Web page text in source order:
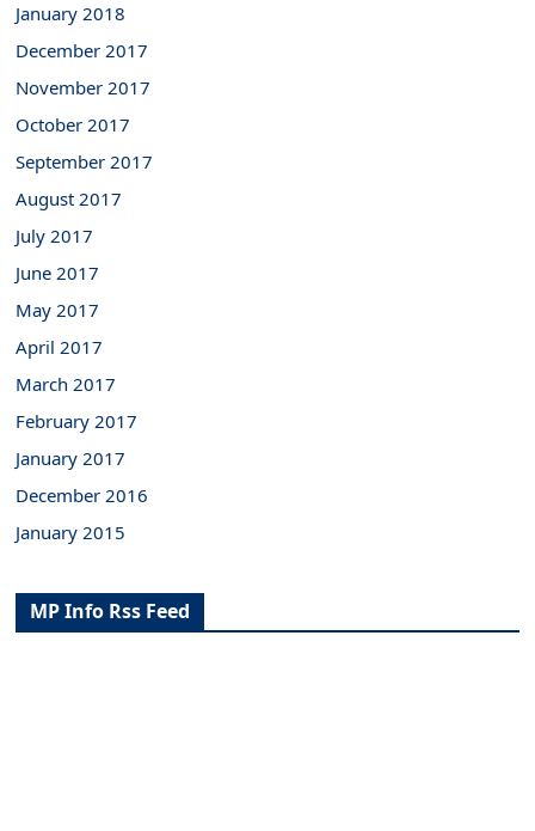
January 2018
December 2017
November 2017
October 2017
September 2017
August 2017
July 2017
June 2017
May 2017
April 2017
March 2017
February 2017
January 2017
December 2016
January 2015
MP Info Rss Feed